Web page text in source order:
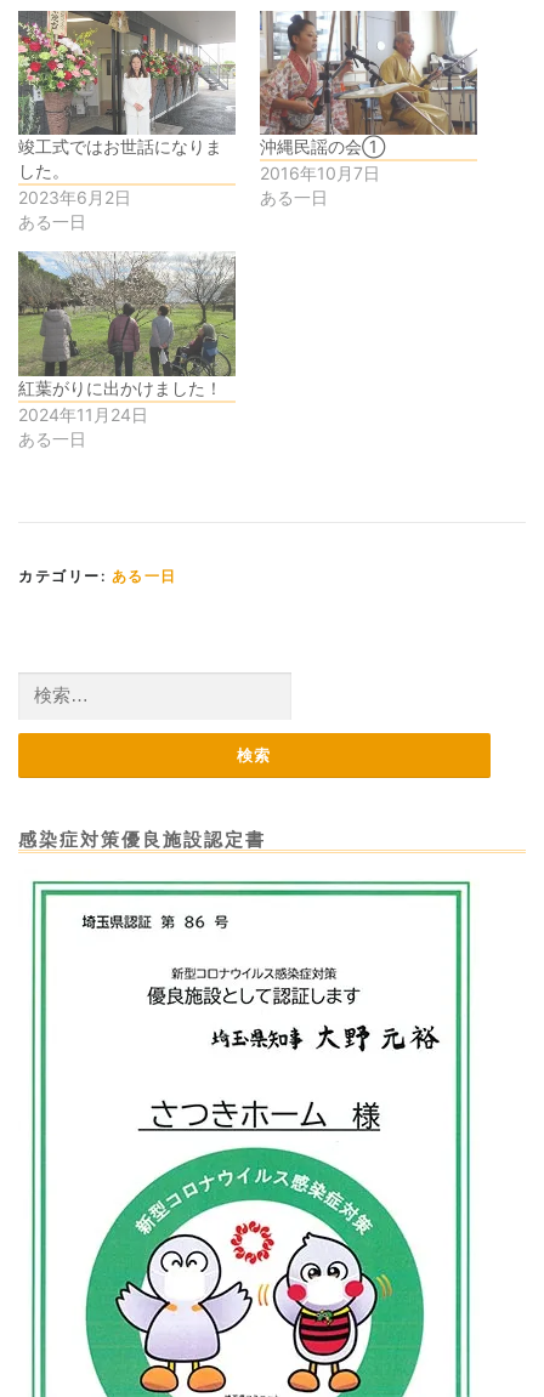
竣工式ではお世話になりま
した。
2023年6月2日
ある一日
沖縄民謡の会①
2016年10月7日
ある一日
紅葉がりに出かけました！
2024年11月24日
ある一日
カテゴリー: ある一日
索:
感染症対策優良施設認定書